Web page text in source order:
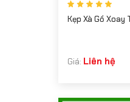
Kẹp Xà Gồ Xoay
Giá: Liên hệ